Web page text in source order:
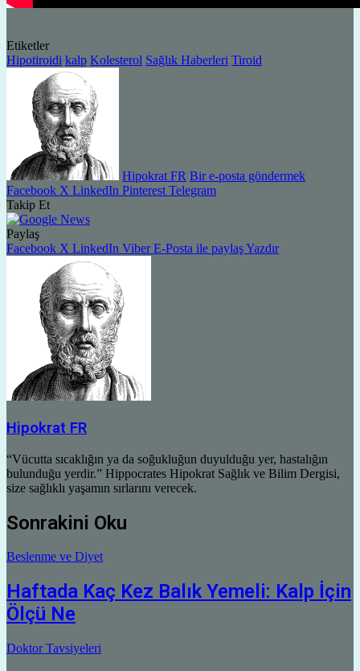
Etiketler
Hipotiroidi kalp Kolesterol Sağlık Haberleri Tiroid
Hipokrat FR Bir e-posta göndermek
Facebook X LinkedIn Pinterest Telegram
Takip Et
Paylaş
Facebook X LinkedIn Viber E-Posta ile paylaşYazdır
Hipokrat FR
“Vücutta sıcaklığın ya da soğukluğun duyulduğu yer, hastalığın
bulunduğu yerdir.” Hippocrates Hipokrat Sağlık ve Bilim Dergisi,
size sağlıklı yaşamın sırlarını verecek.
Sonrakini Oku
Beslenme ve Diyet
Haftada Kaç Kez Balık Yemeli: Kalp İçin
Ölçü Ne
Doktor Tavsiyeleri